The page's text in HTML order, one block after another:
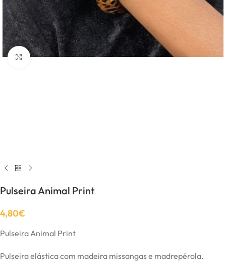
Click to enlarge
Pulseira Animal Print
4,80€
Pulseira Animal Print
Pulseira elástica com madeira missangas e madrepérola.